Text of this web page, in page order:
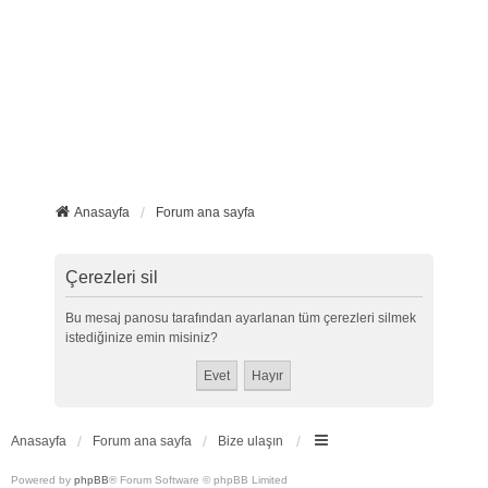
Anasayfa Forum ana sayfa
Çerezleri sil
Bu mesaj panosu tarafından ayarlanan tüm çerezleri silmek
istediğinize emin misiniz?
Anasayfa Forum ana sayfa Bize ulaşın
Powered by phpBB® Forum Software © phpBB Limited